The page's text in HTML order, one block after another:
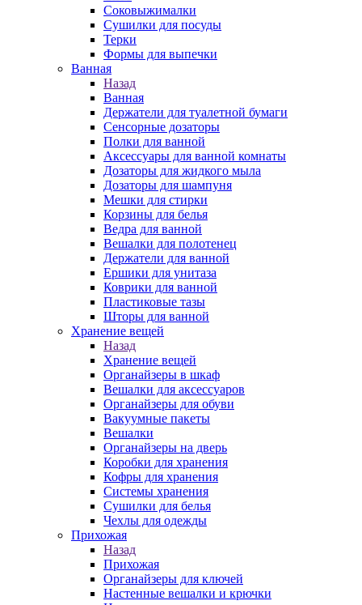
Соковыжималки
Сушилки для посуды
Терки
Формы для выпечки
Ванная
Назад
Ванная
Держатели для туалетной бумаги
Сенсорные дозаторы
Полки для ванной
Аксессуары для ванной комнаты
Дозаторы для жидкого мыла
Дозаторы для шампуня
Мешки для стирки
Корзины для белья
Ведра для ванной
Вешалки для полотенец
Держатели для ванной
Ершики для унитаза
Коврики для ванной
Пластиковые тазы
Шторы для ванной
Хранение вещей
Назад
Хранение вещей
Органайзеры в шкаф
Вешалки для аксессуаров
Органайзеры для обуви
Вакуумные пакеты
Вешалки
Органайзеры на дверь
Коробки для хранения
Кофры для хранения
Системы хранения
Сушилки для белья
Чехлы для одежды
Прихожая
Назад
Прихожая
Органайзеры для ключей
Настенные вешалки и крючки